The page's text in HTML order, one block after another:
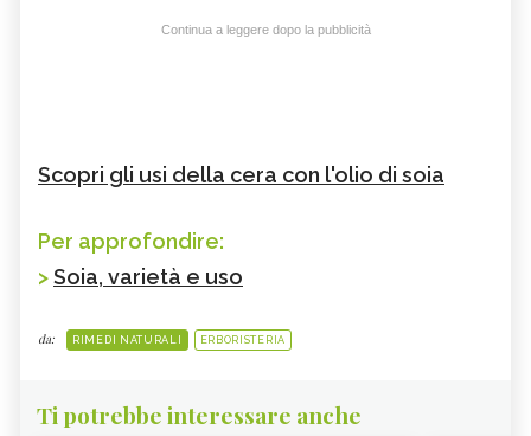
Continua a leggere dopo la pubblicità
Scopri gli usi della cera con l'olio di soia
Per approfondire:
>Soia, varietà e uso
da: RIMEDI NATURALI ERBORISTERIA
Ti potrebbe interessare anche